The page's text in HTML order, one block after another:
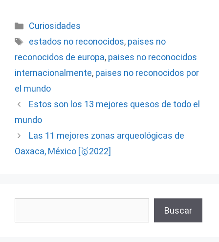
Categorías
Curiosidades
Etiquetas
estados no reconocidos, paises no
reconocidos de europa, paises no reconocidos
internacionalmente, paises no reconocidos por
el mundo
Estos son los 13 mejores quesos de todo el
mundo
Las 11 mejores zonas arqueológicas de
Oaxaca, México [🥇2022]
Buscar